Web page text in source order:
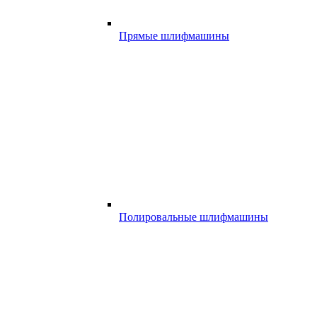
Прямые шлифмашины
Полировальные шлифмашины